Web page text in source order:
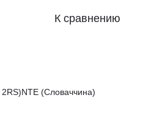
К сравнению
(Словаччина)